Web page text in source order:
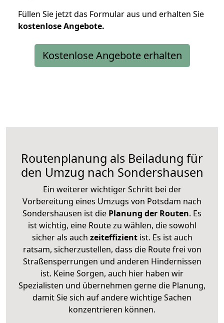
Füllen Sie jetzt das Formular aus und erhalten Sie
kostenloseAngebote.
Kostenlose Angebote erhalten
Routenplanung als Beiladung für
den Umzug nach Sondershausen
Ein weiterer wichtiger Schritt bei der
Vorbereitung eines Umzugs von Potsdam nach
Sondershausen ist die Planung der Routen. Es
ist wichtig, eine Route zu wählen, die sowohl
sicher als auch zeiteffizientist. Es ist auch
ratsam, sicherzustellen, dass die Route frei von
Straßensperrungen und anderen Hindernissen
ist. Keine Sorgen, auch hier haben wir
Spezialisten und übernehmen gerne die Planung,
damit Sie sich auf andere wichtige Sachen
konzentrieren können.